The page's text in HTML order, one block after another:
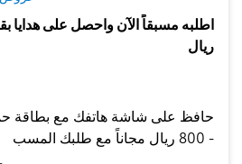
ريال
حافظ على شاشة هاتفك مع بطاقة
800 ريال مجاناً مع طلبك المسب -